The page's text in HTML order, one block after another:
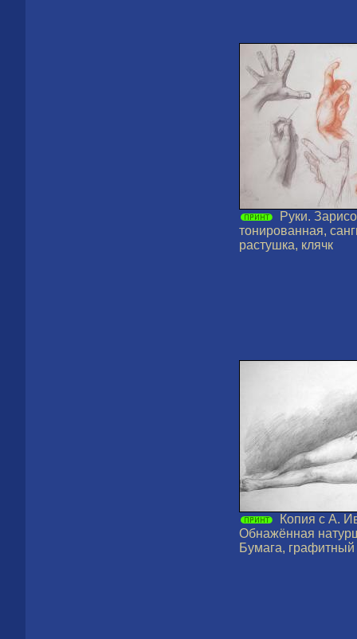
Руки.
тонированная,
растушка, клячк
Копия с А.
Обнажённая
Бумага,